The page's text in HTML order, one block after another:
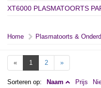
XT6000 PLASMATOORTS
Home Plasmatoorts &
« 1 2 »
Sorteren op: Naam Prijs